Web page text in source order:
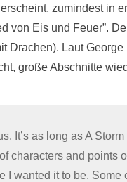
zumindest in
von Eis und Feuer”.
Drachen). Laut
große Abschnitte
It’s as long as A
of characters and points
I wanted it to be. Some